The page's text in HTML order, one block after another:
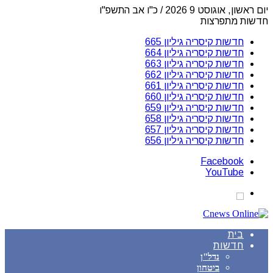
יום ראשון, אוגוסט 9 2026 / כ"ו אב התשפ"ו
חדשות מתפרצות
חדשות קיסריה גיליון 665
חדשות קיסריה גיליון 664
חדשות קיסריה גיליון 663
חדשות קיסריה גיליון 662
חדשות קיסריה גיליון 661
חדשות קיסריה גיליון 660
חדשות קיסריה גיליון 659
חדשות קיסריה גיליון 658
חדשות קיסריה גיליון 657
חדשות קיסריה גיליון 656
Facebook
YouTube
בית
חדשות
נדל"ן
ביטחון